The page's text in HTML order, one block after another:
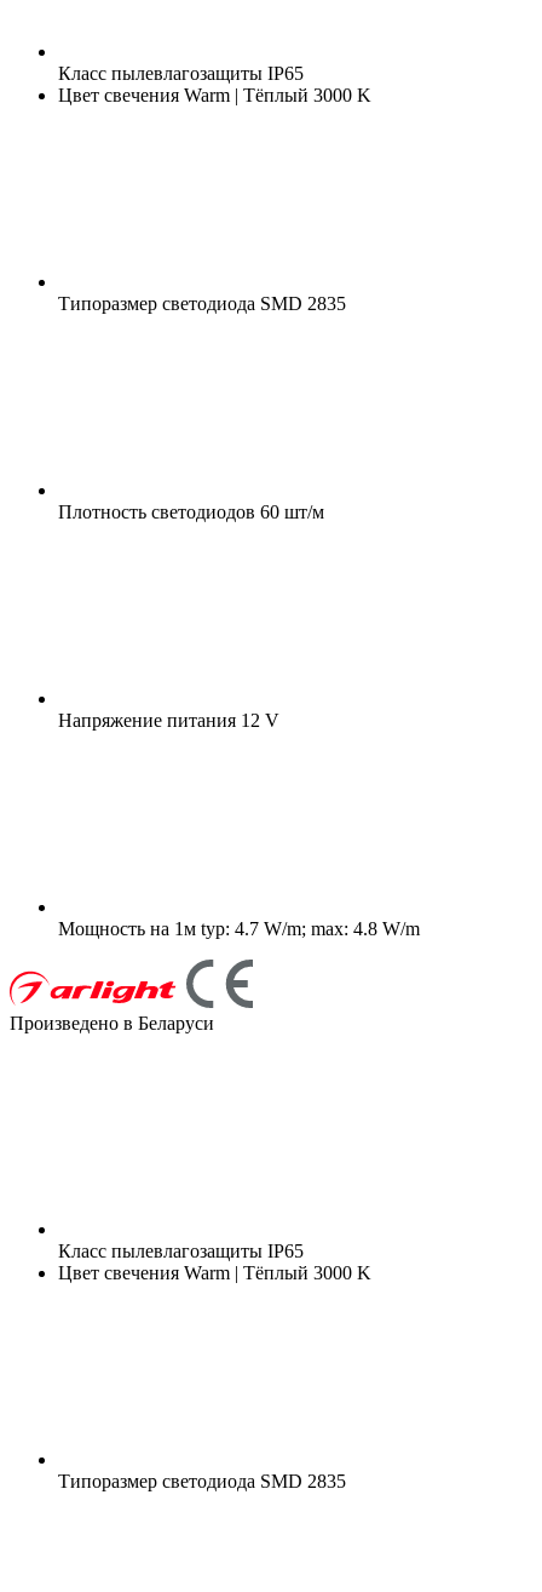
Класс пылевлагозащиты IP65
Цвет свечения Warm | Тёплый 3000 K
Типоразмер светодиода SMD 2835
Плотность светодиодов 60 шт/м
Напряжение питания 12 V
Мощность на 1м typ: 4.7 W/m; max: 4.8 W/m
Произведено в Беларуси
Класс пылевлагозащиты IP65
Цвет свечения Warm | Тёплый 3000 K
Типоразмер светодиода SMD 2835